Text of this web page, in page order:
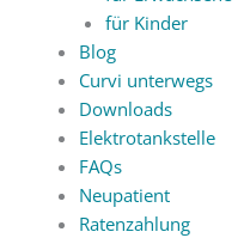
für Kinder
Blog
Curvi unterwegs
Downloads
Elektrotankstelle
FAQs
Neupatient
Ratenzahlung